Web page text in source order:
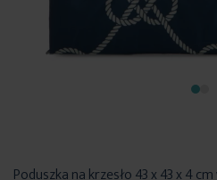
Poduszka na krzesło 43 x 43 x 4